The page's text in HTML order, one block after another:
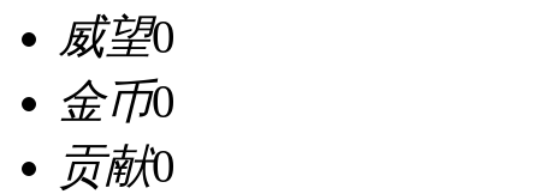
威望0
金币0
贡献0